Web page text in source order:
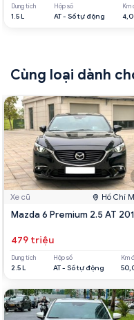
Dung tích
1.5 L
Hộp số
AT - Số tự động
Km
Cùng loại dành
Xe cũ Hồ Chí
Mazda 6 Premium 2.5 AT
479 triệu
Dung tích
2.5 L
Hộp số
AT - Số tự động
Km